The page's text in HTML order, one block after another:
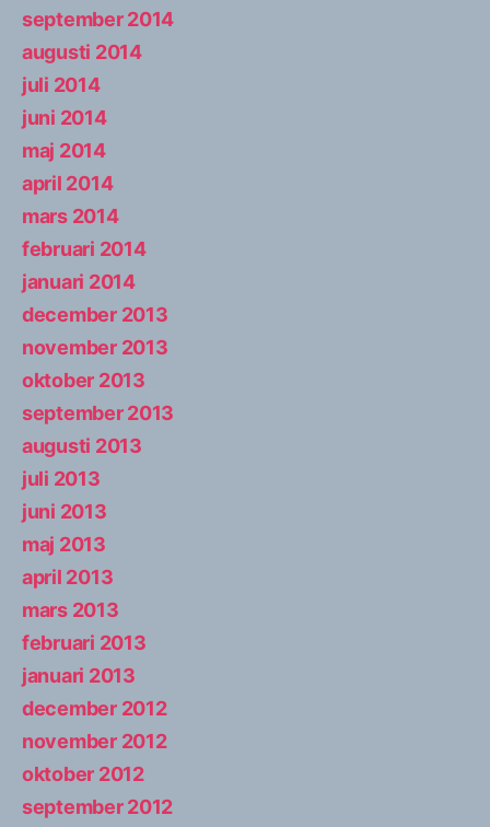
september 2014
augusti 2014
juli 2014
juni 2014
maj 2014
april 2014
mars 2014
februari 2014
januari 2014
december 2013
november 2013
oktober 2013
september 2013
augusti 2013
juli 2013
juni 2013
maj 2013
april 2013
mars 2013
februari 2013
januari 2013
december 2012
november 2012
oktober 2012
september 2012